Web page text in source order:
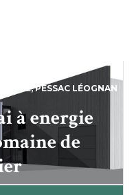
,PESSAC LÉOGNAN
à energie
de